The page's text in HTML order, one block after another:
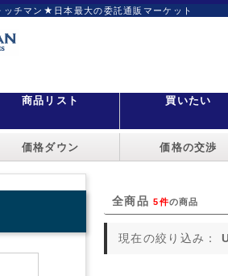
チマン★日本最大の委託通販マーケット
商品リスト 買いたい
価格ダウン 価格の交渉
全商品5件の商品
現在の絞り込み：